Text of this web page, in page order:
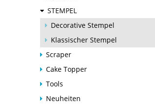
STEMPEL
Decorative Stempel
Klassischer Stempel
Scraper
Cake Topper
Tools
Neuheiten